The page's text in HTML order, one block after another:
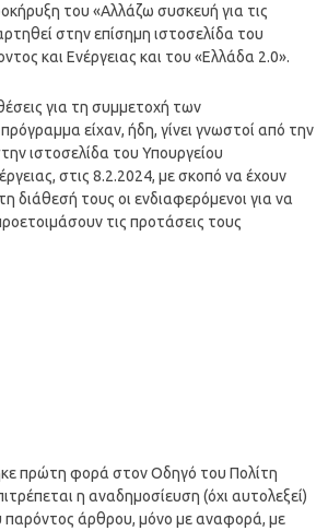
του «Αλλάζω συσκευή για τις
στην επίσημη ιστοσελίδα του
και Ενέργειας και του «Ελλάδα 2.0».
για τη συμμετοχή των
είχαν, ήδη, γίνει γνωστοί από την
ιστοσελίδα του Υπουργείου
στις 8.2.2024, με σκοπό να έχουν
διάθεσή τους οι ενδιαφερόμενοι για να
τις προτάσεις τους
πρώτη φορά στον Οδηγό του Πολίτη
η αναδημοσίευση (όχι αυτολεξεί)
παρόντος άρθρου, μόνο με αναφορά, με